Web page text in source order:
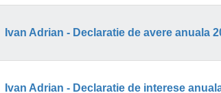
Ivan Adrian - Declaratie de avere anuala
Ivan Adrian - Declaratie de interese